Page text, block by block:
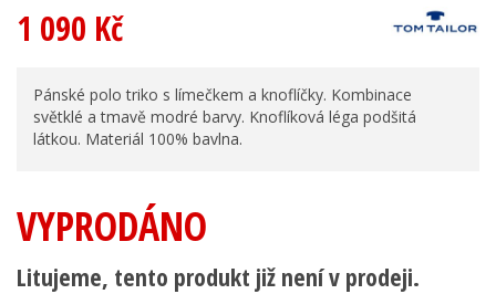
1 090 Kč
Pánské polo triko s límečkem a knoflíčky. Kombinace
světklé a tmavě modré barvy. Knoflíková léga podšitá
látkou. Materiál 100% bavlna.
VYPRODÁNO
Litujeme, tento produkt již není v prodeji.